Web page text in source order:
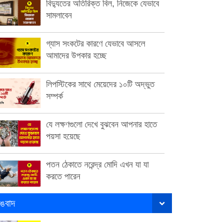
বিদ্যুতের অতিরিক্ত বিল, নিজেকে যেভাবে
সামলাবেন
গ্যাস সংকটের কারণে যেভাবে আসলে
আমাদের উপকার হচ্ছে
লিপস্টিকের সাথে মেয়েদের ১০টি অদ্ভুত
সম্পর্ক
যে লক্ষণগুলো দেখে বুঝবেন আপনার হাতে
পয়সা হয়েছে
পতন ঠেকাতে নরেন্দ্র মোদি এখন যা যা
করতে পারেন